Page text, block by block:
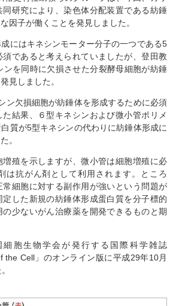
研究により、染色体分配装置である紡錘
因子が働くことを発見しました。
にはキネシンモーター分子の一つである5
であると考えられていましたが、登田教
ンを同時に欠損させた分裂酵母細胞が紡錘
見しました。
ン欠損細胞が紡錘体を形成するために必須
結果、６型キネシンおよび微小管ポリメ
質が5型キネシンの代わりに紡錘体形成に
。
殖を示しますが、微小管は細胞増殖に必
は抗がん剤として利用されます。ところ
細胞に対する副作用が強いという問題が
した新規の紡錘体形成蛋白質を分子標的
少ないがん治療薬を開発できるものと期
胞生物学会が発行する国際科学雑誌
the Cell」のオンライン版に平成29年10月